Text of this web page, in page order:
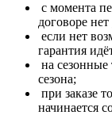
с момента
договоре
если нет
гарантия
на сезонные
сезона;
при заказе
начинается